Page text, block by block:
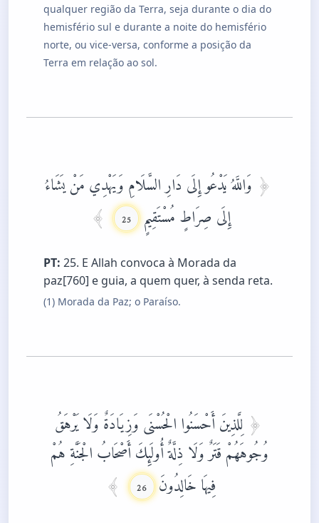
qualquer região da Terra, seja durante o dia do
hemisfério sul e durante a noite do hemisfério
norte, ou vice-versa, conforme a posição da
Terra em relação ao sol.
وَاللَّهُ يَدْعُو إِلَى دَارِ السَّلَامِ وَيَهْدِي مَنْ يَشَاءُ
إِلَى صِرَاطٍ مُسْتَقِيمٍ 25
PT: 25. E Allah convoca à Morada da
paz[760] e guia, a quem quer, à senda reta.
(1) Morada da Paz; o Paraíso.
لِلَّذِينَ أَحْسَنُوا الْحُسْنَى وَزِيَادَةٌ وَلَا يَرْهَقُ
وُجُوهَهُمْ قَتَرٌ وَلَا ذِلَّةٌ أُولَئِكَ أَصْحَابُ الْجَنَّةِ هُمْ
فِيهَا خَالِدُونَ 26